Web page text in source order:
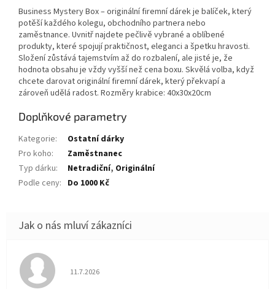
Business Mystery Box – originální firemní dárek je balíček, který
potěší každého kolegu, obchodního partnera nebo
zaměstnance. Uvnitř najdete pečlivě vybrané a oblíbené
produkty, které spojují praktičnost, eleganci a špetku hravosti.
Složení zůstává tajemstvím až do rozbalení, ale jisté je, že
hodnota obsahu je vždy vyšší než cena boxu. Skvělá volba, když
chcete darovat originální firemní dárek, který překvapí a
zároveň udělá radost. Rozměry krabice: 40x30x20cm
Doplňkové parametry
Kategorie:
Ostatní dárky
Pro koho:
Zaměstnanec
Typ dárku: Netradiční, Originální
Podle ceny: Do 1000 Kč
Hodnocení obchodu je 5 z 5 hvězdiček.
11.7.2026